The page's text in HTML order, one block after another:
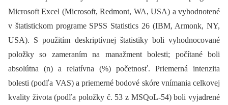
Microsoft Excel (Microsoft, Redmont, WA, USA) a vyhodnotené
v štatistickom programe SPSS Statistics 26 (IBM, Armonk, NY,
USA). S použitím deskriptívnej štatistiky boli vyhodnocované
položky so zameraním na manažment bolesti; počítané boli
absolútna (n) a relatívna (%) početnosť. Priemerná intenzita
bolesti (podľa VAS) a priemerné bodové skóre vnímania celkovej
kvality života (podľa položky č. 53 z MSQoL-54) boli vyjadrené